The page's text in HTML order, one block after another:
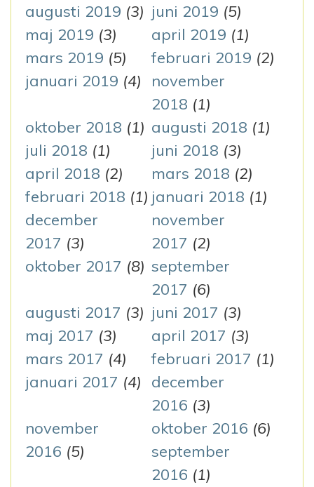
augusti 2019 (3) juni 2019 (5)
maj 2019 (3) april 2019 (1)
mars 2019 (5) februari 2019 (2)
januari 2019 (4)
november
2018 (1)
oktober 2018 (1) augusti 2018 (1)
juli 2018 (1) juni 2018 (3)
april 2018 (2) mars 2018 (2)
februari 2018 (1) januari 2018 (1)
december
2017 (3)
november
2017 (2)
oktober 2017 (8) september
2017 (6)
augusti 2017 (3) juni 2017 (3)
maj 2017 (3) april 2017 (3)
mars 2017 (4) februari 2017 (1)
januari 2017 (4)
december
2016 (3)
november
2016 (5)
oktober 2016 (6)
september
2016 (1)